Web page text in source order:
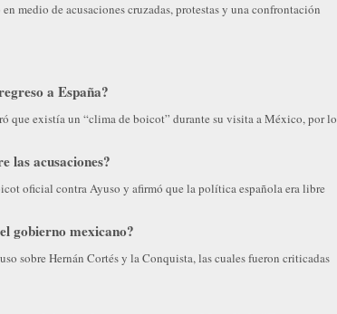
medio de acusaciones cruzadas, protestas y una confrontación
a España?
que existía un “clima de boicot” durante su visita a México, por lo
las acusaciones?
oficial contra Ayuso y afirmó que la política española era libre
gobierno mexicano?
sobre Hernán Cortés y la Conquista, las cuales fueron criticadas